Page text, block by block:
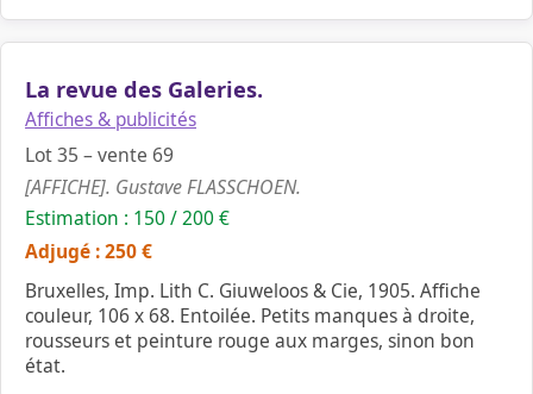
La revue des Galeries.
Affiches & publicités
Lot 35 – vente 69
[AFFICHE]. Gustave FLASSCHOEN.
Estimation : 150 / 200 €
Adjugé : 250 €
Bruxelles, Imp. Lith C. Giuweloos & Cie, 1905. Affiche
couleur, 106 x 68. Entoilée. Petits manques à droite,
rousseurs et peinture rouge aux marges, sinon bon
état.